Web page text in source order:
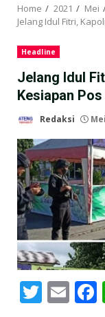
Home 2021 Mei
Jelang Idul Fitri,
Headline
Jelang Idul
Kesiapan
Redaksi